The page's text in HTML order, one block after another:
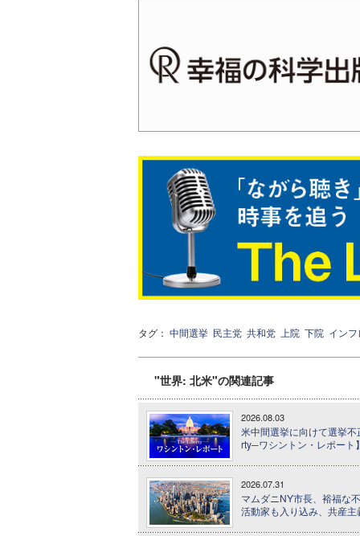
タグ： 中間選挙 民主党 共和党 上院 下院 インフ
"世界: 北米"の関連記事
2026.08.03
米中間選挙に向けて選挙
rty─ワシントン・レポート
2026.07.31
マムダニNY市長、裕福な
活動家も入り込み、共産主